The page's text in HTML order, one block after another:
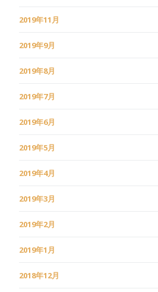
2019年11月
2019年9月
2019年8月
2019年7月
2019年6月
2019年5月
2019年4月
2019年3月
2019年2月
2019年1月
2018年12月